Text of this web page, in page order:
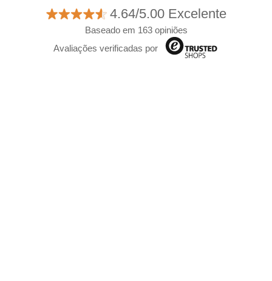
4.64/5.00 Excelente
Baseado em 163 opiniões
Avaliações verificadas por